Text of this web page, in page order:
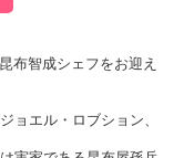
布智成シェフをお迎え
ョエル・ロブション、